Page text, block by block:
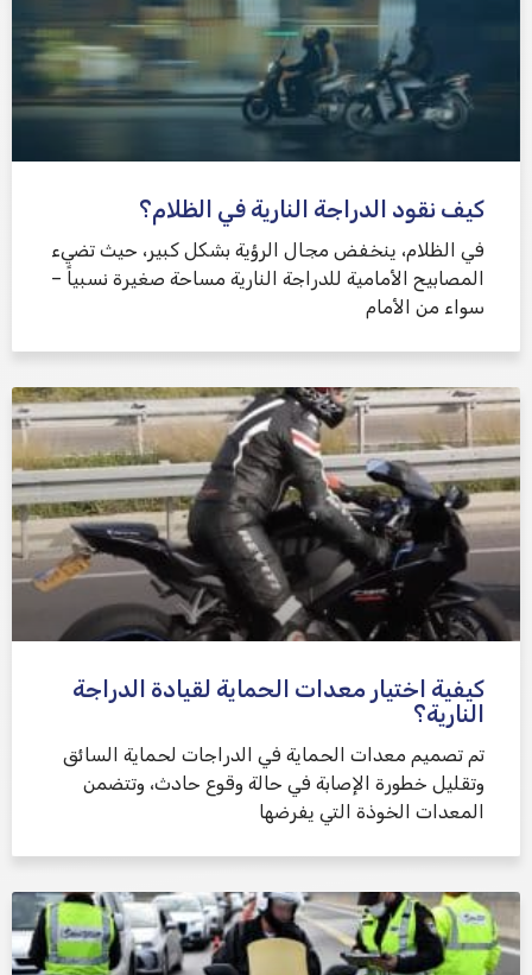
كيف نقود الدراجة النارية في الظلام؟
في الظلام، ينخفض ​​مجال الرؤية بشكل كبير، حيث تضيء
المصابيح الأمامية للدراجة النارية مساحة صغيرة نسبياً –
سواء من الأمام
كيفية اختيار معدات الحماية لقيادة الدراجة
النارية؟
تم تصميم معدات الحماية في الدراجات لحماية السائق
وتقليل خطورة الإصابة في حالة وقوع حادث، وتتضمن
المعدات الخوذة التي يفرضها